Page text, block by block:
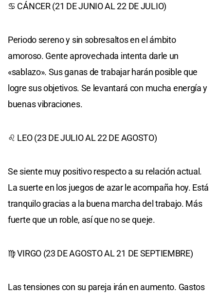
♋ CÁNCER (21 DE JUNIO AL 22 DE JULIO)
Periodo sereno y sin sobresaltos en el ámbito
amoroso. Gente aprovechada intenta darle un
«sablazo». Sus ganas de trabajar harán posible que
logre sus objetivos. Se levantará con mucha energía y
buenas vibraciones.
♌ LEO (23 DE JULIO AL 22 DE AGOSTO)
Se siente muy positivo respecto a su relación actual.
La suerte en los juegos de azar le acompaña hoy. Está
tranquilo gracias a la buena marcha del trabajo. Más
fuerte que un roble, así que no se queje.
♍ VIRGO (23 DE AGOSTO AL 21 DE SEPTIEMBRE)
Las tensiones con su pareja irán en aumento. Gastos